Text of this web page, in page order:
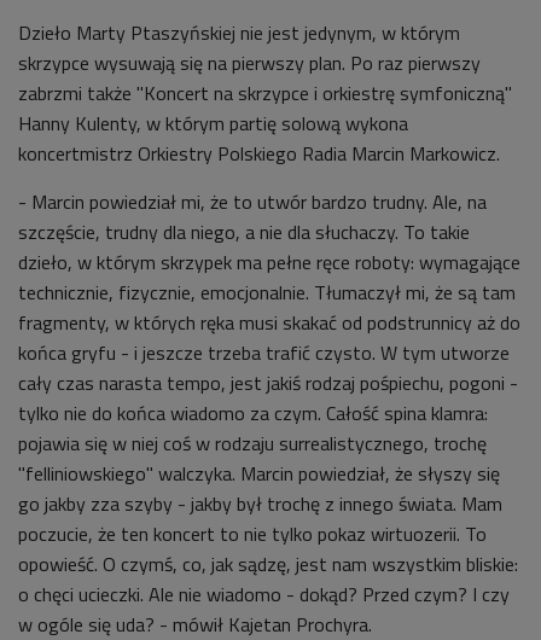
Dzieło Marty Ptaszyńskiej nie jest jedynym, w którym
skrzypce wysuwają się na pierwszy plan. Po raz pierwszy
zabrzmi także "Koncert na skrzypce i orkiestrę symfoniczną"
Hanny Kulenty, w którym partię solową wykona
koncertmistrz Orkiestry Polskiego Radia Marcin Markowicz.
- Marcin powiedział mi, że to utwór bardzo trudny. Ale, na
szczęście, trudny dla niego, a nie dla słuchaczy. To takie
dzieło, w którym skrzypek ma pełne ręce roboty: wymagające
technicznie, fizycznie, emocjonalnie. Tłumaczył mi, że są tam
fragmenty, w których ręka musi skakać od podstrunnicy aż do
końca gryfu - i jeszcze trzeba trafić czysto. W tym utworze
cały czas narasta tempo, jest jakiś rodzaj pośpiechu, pogoni -
tylko nie do końca wiadomo za czym. Całość spina klamra:
pojawia się w niej coś w rodzaju surrealistycznego, trochę
"felliniowskiego" walczyka. Marcin powiedział, że słyszy się
go jakby zza szyby - jakby był trochę z innego świata. Mam
poczucie, że ten koncert to nie tylko pokaz wirtuozerii. To
opowieść. O czymś, co, jak sądzę, jest nam wszystkim bliskie:
o chęci ucieczki. Ale nie wiadomo - dokąd? Przed czym? I czy
w ogóle się uda? - mówił Kajetan Prochyra.